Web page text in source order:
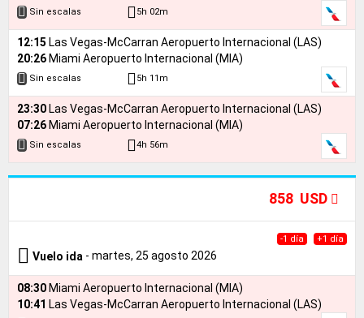
Sin escalas 5h 02m
12:15 Las Vegas-McCarran Aeropuerto Internacional (LAS)
20:26 Miami Aeropuerto Internacional (MIA)
Sin escalas 5h 11m
23:30 Las Vegas-McCarran Aeropuerto Internacional (LAS)
07:26 Miami Aeropuerto Internacional (MIA)
Sin escalas 4h 56m
858 USD
-1 día +1 día
Vuelo ida - martes, 25 agosto 2026
08:30 Miami Aeropuerto Internacional (MIA)
10:41 Las Vegas-McCarran Aeropuerto Internacional (LAS)